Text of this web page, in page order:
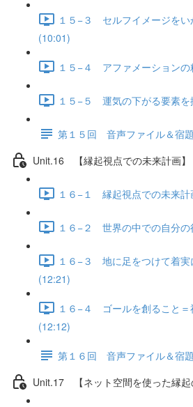
１５−３ セルフイメージをい
(10:01)
１５−４ アファメーション
１５−５ 運気の下がる要素を
第１５回 音声ファイル＆宿
Unit.16 【縁起視点での未来計画】
１６−１ 縁起視点での未来計
１６−２ 世界の中での自分
１６−３ 地に足をつけて着実
(12:21)
１６−４ ゴールを創ること＝
(12:12)
第１６回 音声ファイル＆宿
Unit.17 【ネット空間を使った縁起